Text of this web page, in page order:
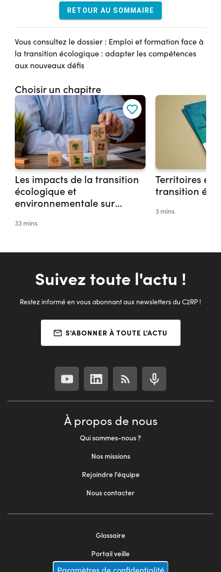
RETOUR AU SOMMAIRE
Vous consultez le dossier : Emploi et formation face à
la transition écologique : adapter les compétences
aux nouveaux défis
Choisir un chapitre
Les impacts de la transition
écologique et
environnementale sur
33 mins
Territoires et
transition
3 mins
Suivez toute l'actu !
Restez informé en vous abonnant aux newsletters du C2RP !
S'ABONNER À TOUTE L'ACTU
À propos de nous
Qui sommes-nous ?
Nos missions
Rejoindre l'équipe
Nous contacter
Glossaire
Portail veille
Paramètres de confidentialité